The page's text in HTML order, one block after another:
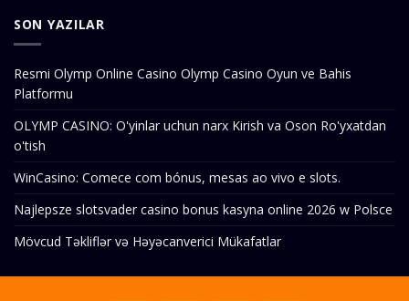
SON YAZILAR
Resmi Olymp Online Casino Olymp Casino Oyun ve Bahis
Platformu
OLYMP CASINO: O'yinlar uchun narx Kirish va Oson Ro'yxatdan
o'tish
WinCasino: Comece com bónus, mesas ao vivo e slots.
Najlepsze slotsvader casino bonus kasyna online 2026 w Polsce
Mövcud Təkliflər və Həyəcanverici Mükafatlar